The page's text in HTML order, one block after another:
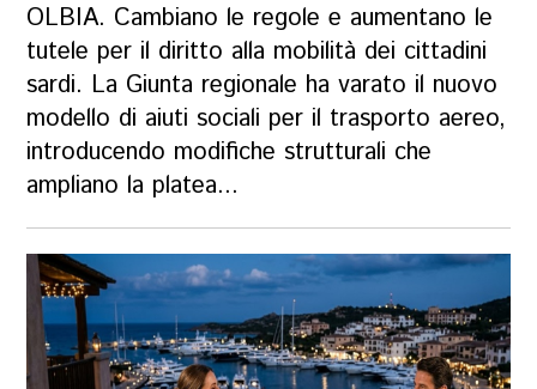
OLBIA. Cambiano le regole e aumentano le
tutele per il diritto alla mobilità dei cittadini
sardi. La Giunta regionale ha varato il nuovo
modello di aiuti sociali per il trasporto aereo,
introducendo modifiche strutturali che
ampliano la platea...